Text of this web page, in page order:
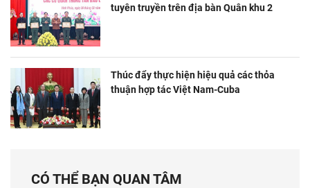
tuyên truyền trên địa bàn Quân khu 2
Thúc đẩy thực hiện hiệu quả các thỏa
thuận hợp tác Việt Nam-Cuba
CÓ THỂ BẠN QUAN TÂM